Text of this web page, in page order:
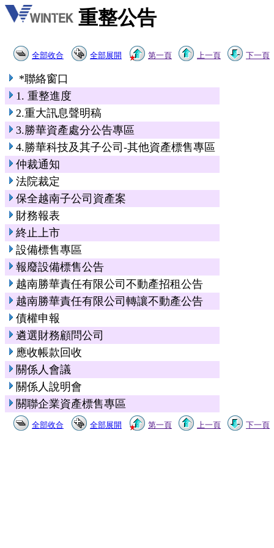
重整公告
全部收合 全部展開 第一頁 上一頁 下一頁
*聯絡窗口
1. 重整進度
2.重大訊息聲明稿
3.勝華資產處分公告專區
4.勝華科技及其子公司-其他資產標售專區
仲裁通知
法院裁定
保全越南子公司資產案
財務報表
終止上市
設備標售專區
報廢設備標售公告
越南勝華責任有限公司不動產招租公告
越南勝華責任有限公司轉讓不動產公告
債權申報
遴選財務顧問公司
應收帳款回收
關係人會議
關係人說明會
關聯企業資產標售專區
全部收合 全部展開 第一頁 上一頁 下一頁